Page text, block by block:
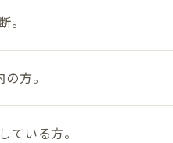
。
方。
いる方。